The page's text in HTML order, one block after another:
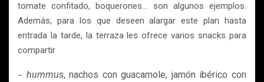
tomate confitado, boquerones… son algunos ejemplos.
Además, para los que deseen alargar este plan hasta
entrada la tarde, la terraza les ofrece varios snacks para
compartir
– hummus, nachos con guacamole, jamón ibérico con